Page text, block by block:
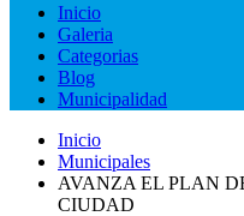
Inicio
Galeria
Categorias
Blog
Municipalidad
Inicio
Municipales
AVANZA EL PLAN
CIUDAD